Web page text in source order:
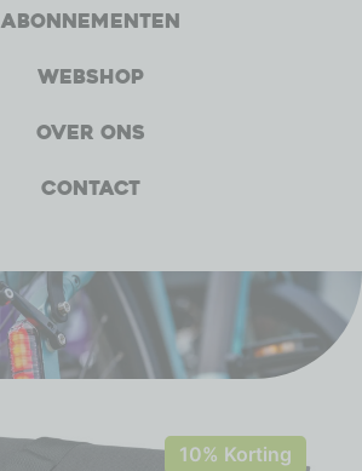
Abonnementen
Webshop
Over ons
Contact
10% Korting